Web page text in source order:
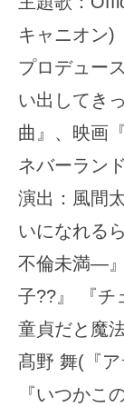
キャニオン)
プロデュー
い出してき
曲』、映画
ネバーラン
演出：風間
いになれる
不倫未満―
子??』 『チ
童貞だと魔
髙野 舞(『ア
『いつかこ